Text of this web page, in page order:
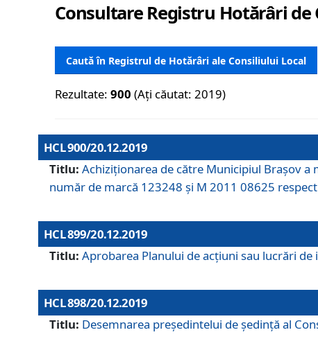
Consultare Registru Hotărâri
Caută în Registrul de Hotărâri ale Consiliului Local
Rezultate:900 (Ați căutat: 2019)
HCL 900/20.12.2019
Titlu: Achiziționarea de către Municipiul Brașov a
număr de marcă 123248 și M 2011 08625
HCL 899/20.12.2019
Titlu: Aprobarea Planului de acţiuni sau lucrări
HCL 898/20.12.2019
Titlu: Desemnarea preşedintelui de şedinţă al